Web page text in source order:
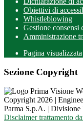
Obiettivi di
Whistleblowing
Gestione consensi
Amministrazione
Pagina visualizzata
Sezione Copyright
Copyright 2026 |
Parma S.p.A. |
Disclaimer trattamento